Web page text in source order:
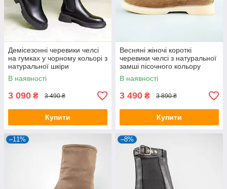
Демісезонні черевики челсі
на гумках у чорному кольорі з
натуральної шкіри
В наявності
3 090 ₴ 3 490 ₴
Купити
Весняні жіночі короткі
черевики челсі з натуральної
замші пісочного кольору
В наявності
3 490 ₴ 3 890 ₴
Купити
–11% –8%